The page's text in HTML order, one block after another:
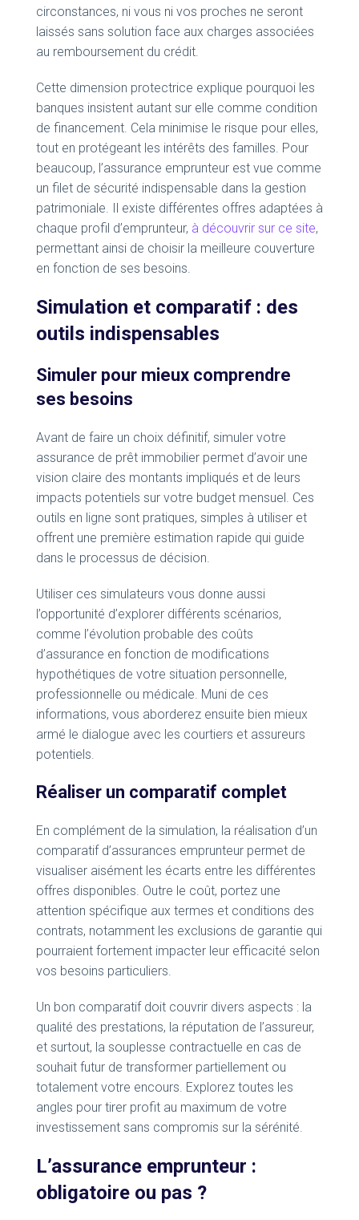
circonstances, ni vous ni vos proches ne seront
laissés sans solution face aux charges associées
au remboursement du crédit.
Cette dimension protectrice explique pourquoi les
banques insistent autant sur elle comme condition
de financement. Cela minimise le risque pour elles,
tout en protégeant les intérêts des familles. Pour
beaucoup, l’assurance emprunteur est vue comme
un filet de sécurité indispensable dans la gestion
patrimoniale. Il existe différentes offres adaptées à
chaque profil d’emprunteur, à découvrir sur ce site,
permettant ainsi de choisir la meilleure couverture
en fonction de ses besoins.
Simulation et comparatif : des
outils indispensables
Simuler pour mieux comprendre
ses besoins
Avant de faire un choix définitif, simuler votre
assurance de prêt immobilier permet d’avoir une
vision claire des montants impliqués et de leurs
impacts potentiels sur votre budget mensuel. Ces
outils en ligne sont pratiques, simples à utiliser et
offrent une première estimation rapide qui guide
dans le processus de décision.
Utiliser ces simulateurs vous donne aussi
l’opportunité d’explorer différents scénarios,
comme l’évolution probable des coûts
d’assurance en fonction de modifications
hypothétiques de votre situation personnelle,
professionnelle ou médicale. Muni de ces
informations, vous aborderez ensuite bien mieux
armé le dialogue avec les courtiers et assureurs
potentiels.
Réaliser un comparatif complet
En complément de la simulation, la réalisation d’un
comparatif d’assurances emprunteur permet de
visualiser aisément les écarts entre les différentes
offres disponibles. Outre le coût, portez une
attention spécifique aux termes et conditions des
contrats, notamment les exclusions de garantie qui
pourraient fortement impacter leur efficacité selon
vos besoins particuliers.
Un bon comparatif doit couvrir divers aspects : la
qualité des prestations, la réputation de l’assureur,
et surtout, la souplesse contractuelle en cas de
souhait futur de transformer partiellement ou
totalement votre encours. Explorez toutes les
angles pour tirer profit au maximum de votre
investissement sans compromis sur la sérénité.
L’assurance emprunteur :
obligatoire ou pas ?